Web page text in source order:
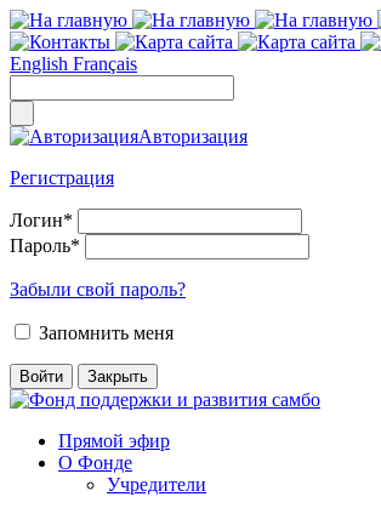
English Français
Авторизация
Регистрация
Логин*
Пароль*
Забыли свой пароль?
Запомнить меня
Прямой эфир
О Фонде
Учредители